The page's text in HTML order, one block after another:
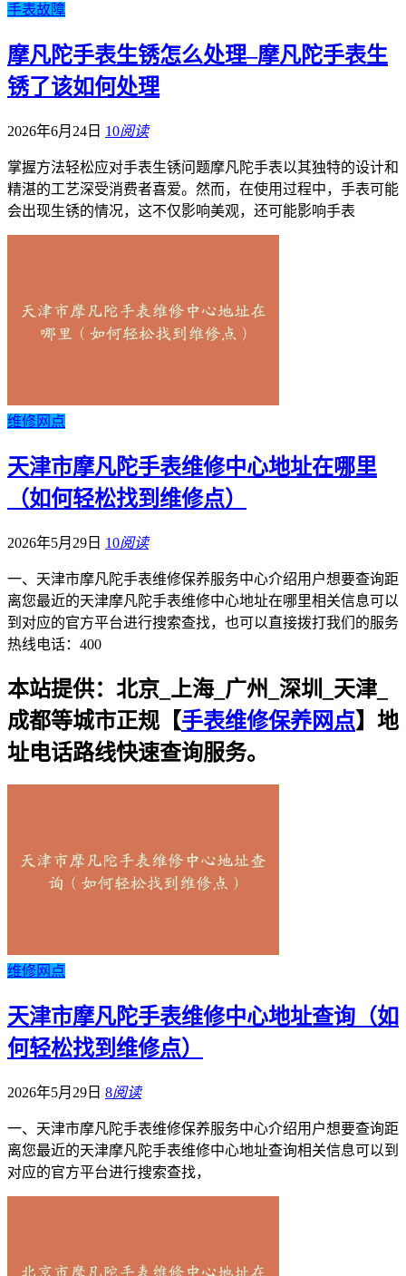
手表故障
摩凡陀手表生锈怎么处理–摩凡陀手表生
锈了该如何处理
2026年6月24日 10阅读
掌握方法轻松应对手表生锈问题摩凡陀手表以其独特的设计和
精湛的工艺深受消费者喜爱。然而，在使用过程中，手表可能
会出现生锈的情况，这不仅影响美观，还可能影响手表
维修网点
天津市摩凡陀手表维修中心地址在哪里
（如何轻松找到维修点）
2026年5月29日 10阅读
一、天津市摩凡陀手表维修保养服务中心介绍用户想要查询距
离您最近的天津摩凡陀手表维修中心地址在哪里相关信息可以
到对应的官方平台进行搜索查找，也可以直接拨打我们的服务
热线电话：400
本站提供：北京_上海_广州_深圳_天津_
成都等城市正规【手表维修保养网点】地
址电话路线快速查询服务。
维修网点
天津市摩凡陀手表维修中心地址查询（如
何轻松找到维修点）
2026年5月29日 8阅读
一、天津市摩凡陀手表维修保养服务中心介绍用户想要查询距
离您最近的天津摩凡陀手表维修中心地址查询相关信息可以到
对应的官方平台进行搜索查找，